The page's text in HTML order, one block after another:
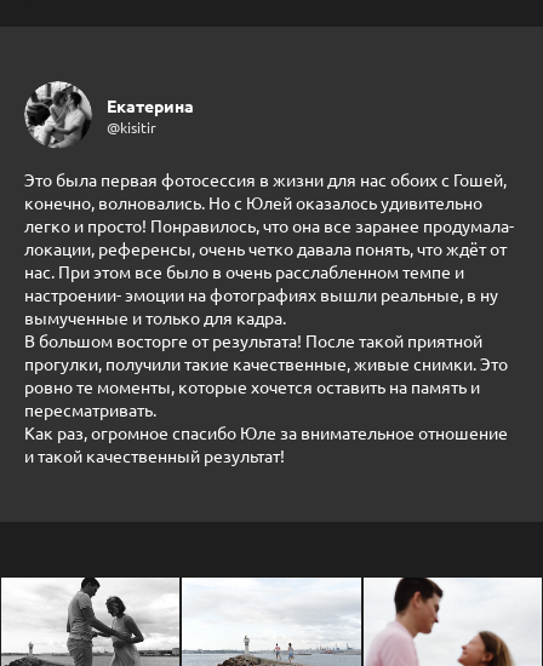
Екатерина
@kisitir
Это была первая фотосессия в жизни для нас обоих с Гошей,
конечно, волновались. Но с Юлей оказалось удивительно
легко и просто! Понравилось, что она все заранее продумала-
локации, референсы, очень четко давала понять, что ждёт от
нас. При этом все было в очень расслабленном темпе и
настроении- эмоции на фотографиях вышли реальные, в ну
вымученные и только для кадра.
В большом восторге от результата! После такой приятной
прогулки, получили такие качественные, живые снимки. Это
ровно те моменты, которые хочется оставить на память и
пересматривать.
Как раз, огромное спасибо Юле за внимательное отношение
и такой качественный результат!